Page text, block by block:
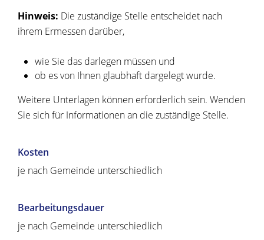
Hinweis: Die zuständige Stelle entscheidet nach
ihrem Ermessen darüber,
wie Sie das darlegen müssen und
ob es von Ihnen glaubhaft dargelegt wurde.
Weitere Unterlagen können erforderlich sein. Wenden
Sie sich für Informationen an die zuständige Stelle.
Kosten
je nach Gemeinde unterschiedlich
Bearbeitungsdauer
je nach Gemeinde unterschiedlich